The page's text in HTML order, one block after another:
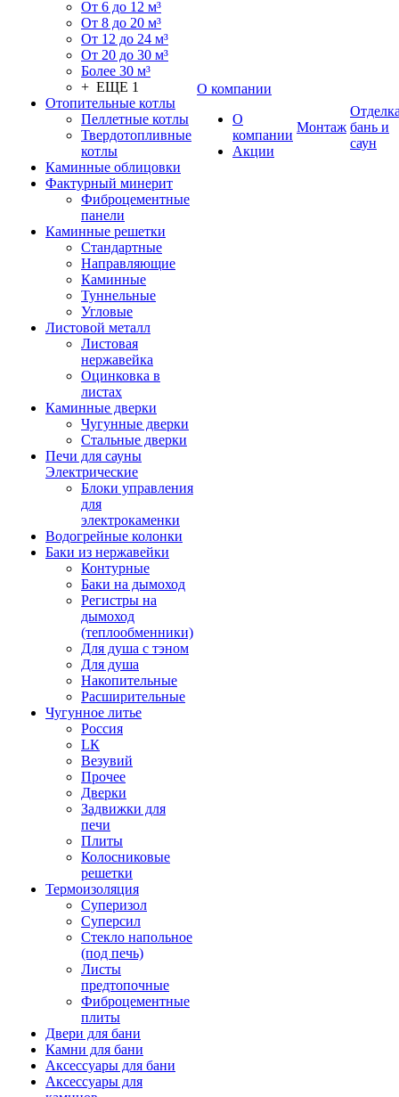
От 6 до 12 м³
От 8 до 20 м³
От 12 до 24 м³
От 20 до 30 м³
Более 30 м³
+ ЕЩЕ 1
Отопительные котлы
Пеллетные котлы
Твердотопливные
котлы
Каминные облицовки
Фактурный минерит
Фиброцементные
панели
Каминные решетки
Стандартные
Направляющие
Каминные
Туннельные
Угловые
Листовой металл
Листовая
нержавейка
Оцинковка в
листах
Каминные дверки
Чугунные дверки
Стальные дверки
Печи для сауны
Электрические
Блоки управления
для
электрокаменки
Водогрейные колонки
Баки из нержавейки
Контурные
Баки на дымоход
Регистры на
дымоход
(теплообменники)
Для душа с тэном
Для душа
Накопительные
Расширительные
Чугунное литье
Россия
LК
Везувий
Прочее
Дверки
Задвижки для
печи
Плиты
Колосниковые
решетки
Термоизоляция
Суперизол
Суперсил
Стекло напольное
(под печь)
Листы
предтопочные
Фиброцементные
плиты
Двери для бани
Камни для бани
Аксессуары для бани
Аксессуары для
О компании
О
компании
Акции
Монтаж бань и
саун